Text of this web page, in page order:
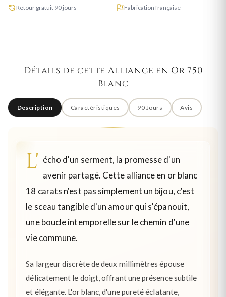
Retour gratuit 90 jours
Fabrication française
Détails de cette Alliance en Or 750
Blanc
Description Caractéristiques 90 Jours Avis
L' écho d'un serment, la promesse d'un
avenir partagé. Cette alliance en or blanc
18 carats n'est pas simplement un bijou, c'est
le sceau tangible d'un amour qui s'épanouit,
une boucle intemporelle sur le chemin d'une
vie commune.
Sa largeur discrète de deux millimètres épouse
délicatement le doigt, offrant une présence subtile
et élégante. L'or blanc, d'une pureté éclatante,